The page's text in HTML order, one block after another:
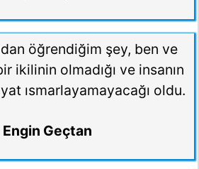
öğrendiğim şey, ben ve
ikilinin olmadığı ve insanın
ısmarlayamayacağı oldu.
Engin Geçtan